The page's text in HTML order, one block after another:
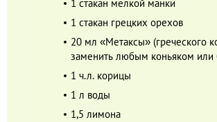
1 стакан мелкой манки
1 стакан грецких орехов
20 мл «Метаксы» (греческого
заменить любым коньяком или
1 ч.л. корицы
1 л воды
1,5 лимона